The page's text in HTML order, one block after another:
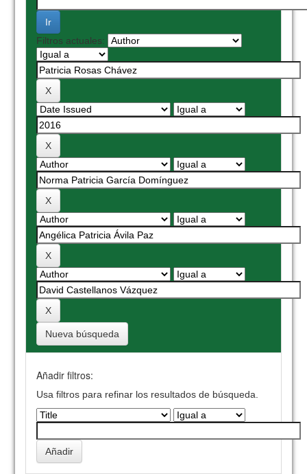
Filtros actuales:
Nueva búsqueda
Añadir filtros:
Usa filtros para refinar los resultados de búsqueda.